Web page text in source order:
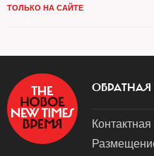
ТОЛЬКО НА САЙТЕ
ОБРАТНАЯ